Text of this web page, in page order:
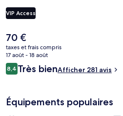
snack-bar/une épicerie fine. Sympa
séduits par la présentation générale.
VIP Access
Le
prix
actuel
est
de
70 €
taxes et frais compris
17 août - 18 août
Avis
voyageurs
8,48,4 sur 10
Très bienAfficher 281 avis
Équipements populaires